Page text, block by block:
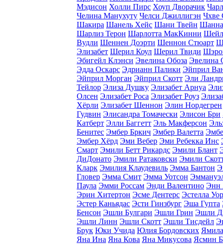
Мэдисон Холли Пирс Хоуп Дворачик
Челина Манухуту Челси Джиллигэн Чхве
Шакира Шанель Хейс Шани Твейн
Шарлиз Терон Шарлотта МакКинни
Вудли Шеннен Доэрти Шеннон Стюарт
Элизабет Шерил Коул Шерил Твиди
Эбигейл Клэнси Эвелина Обоза Эвелина
Эдда Оскарс Эдрианн Палики Эйприл
Эйприл Морган Эйприл Скотт Эли
Тейлор Элиза Душку Элизабет Арнуа
Олсен Элизабет Роса Элизабет Роуз
Хёрли Элизабет Шеннон Элин Нордегрен
Гудвин Элисандра Томачески Элисон Бри
Катберт Элли Баггетт Эль Макферсон
Бенитес Эмбер Бркич Эмбер Валетта
Эмбер Хёрд Эми Вебер Эми Ребекка Инс
Смарт Эмили Бетт Рикардс Эмили Блант
ДиДонато Эмили Ратаковски Эмили
Кларк Эмилия Клаудевиль Эмма Бантон
Гловер Эмма Смит Эмма Уотсон
Паула Эмми Россам Энди Валентино Энн
Эрин Хитертон Эсме Дентерс Эстелла
Эстер Каньядаc Эсти Гинзбург Эша Гупта
Бенсон Эшли Булгари Эшли Грин Эшли
Эшли Линн Эшли Скотт Эшли Тисдейл
Брук Юки Учида Юлия Бордовских
Яна Ина Яна Кова Яна Микусова Ясмин